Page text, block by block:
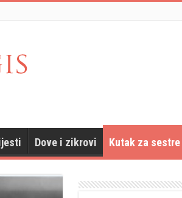
Dove i zikrovi Kutak za sestre